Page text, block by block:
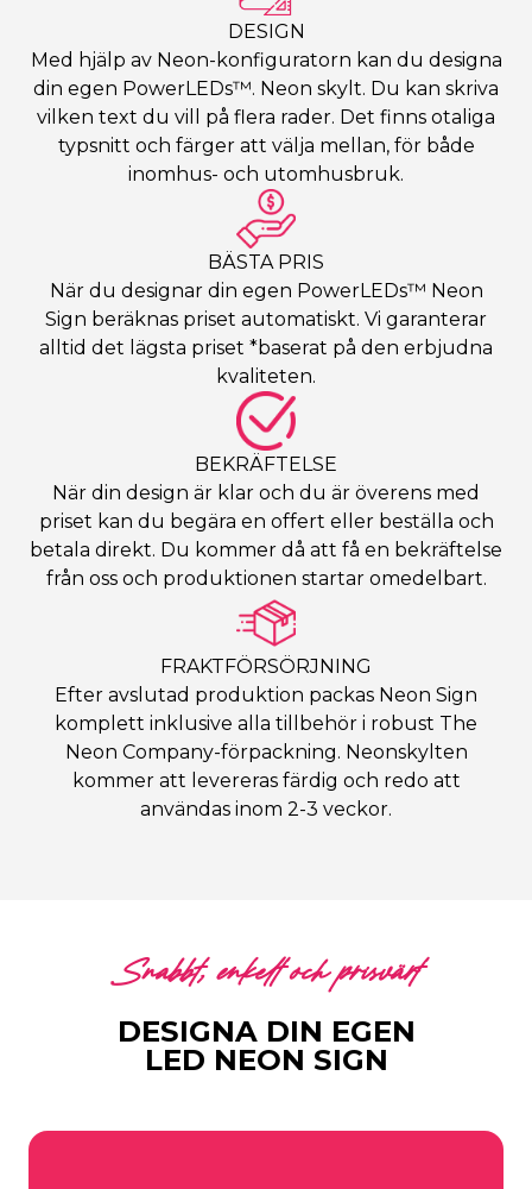
DESIGN
Med hjälp av Neon-konfiguratorn kan du designa
din egen PowerLEDs™. Neon skylt. Du kan skriva
vilken text du vill på flera rader. Det finns otaliga
typsnitt och färger att välja mellan, för både
inomhus- och utomhusbruk.
BÄSTA PRIS
När du designar din egen PowerLEDs™ Neon
Sign beräknas priset automatiskt. Vi garanterar
alltid det lägsta priset *baserat på den erbjudna
kvaliteten.
BEKRÄFTELSE
När din design är klar och du är överens med
priset kan du begära en offert eller beställa och
betala direkt. Du kommer då att få en bekräftelse
från oss och produktionen startar omedelbart.
FRAKTFÖRSÖRJNING
Efter avslutad produktion packas Neon Sign
komplett inklusive alla tillbehör i robust The
Neon Company-förpackning. Neonskylten
kommer att levereras färdig och redo att
användas inom 2-3 veckor.
Snabbt, enkelt och prisvärt
DESIGNA DIN EGEN
LED NEON SIGN